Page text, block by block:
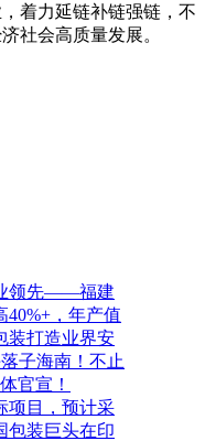
着力延链补链强链，不
社会高质量发展。
领先——福建
，年产值
装打造业界安
子海南！不止
官宣！
项目，预计采
包装巨头在印